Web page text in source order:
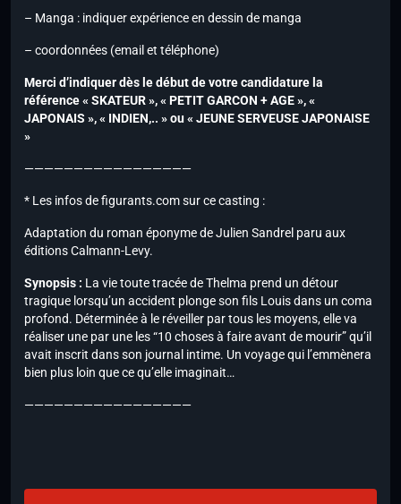
– Manga : indiquer expérience en dessin de manga
– coordonnées (email et téléphone)
Merci d’indiquer dès le début de votre candidature la
référence « SKATEUR », « PETIT GARCON + AGE », «
JAPONAIS », « INDIEN,.. » ou « JEUNE SERVEUSE JAPONAISE
»
—————————————————
* Les infos de figurants.com sur ce casting :
Adaptation du roman éponyme de Julien Sandrel paru aux
éditions Calmann-Levy.
Synopsis : La vie toute tracée de Thelma prend un détour
tragique lorsqu’un accident plonge son fils Louis dans un coma
profond. Déterminée à le réveiller par tous les moyens, elle va
réaliser une par une les “10 choses à faire avant de mourir” qu’il
avait inscrit dans son journal intime. Un voyage qui l’emmènera
bien plus loin que ce qu’elle imaginait…
—————————————————